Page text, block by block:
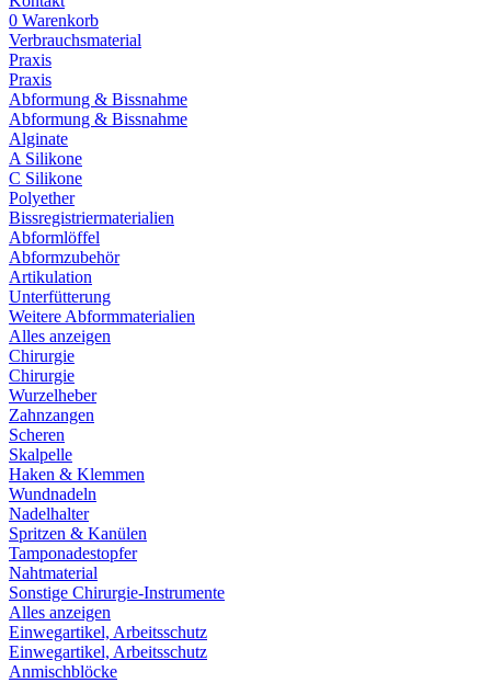
0 Warenkorb
Verbrauchsmaterial
Praxis
Praxis
Abformung & Bissnahme
Abformung & Bissnahme
Alginate
A Silikone
C Silikone
Polyether
Bissregistriermaterialien
Abformlöffel
Abformzubehör
Artikulation
Unterfütterung
Weitere Abformmaterialien
Alles anzeigen
Chirurgie
Chirurgie
Wurzelheber
Zahnzangen
Scheren
Skalpelle
Haken & Klemmen
Wundnadeln
Nadelhalter
Spritzen & Kanülen
Tamponadestopfer
Nahtmaterial
Sonstige Chirurgie-Instrumente
Alles anzeigen
Einwegartikel, Arbeitsschutz
Einwegartikel, Arbeitsschutz
Anmischblöcke